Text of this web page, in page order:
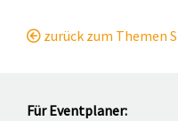
zurück zum Themen
Für Eventplaner: